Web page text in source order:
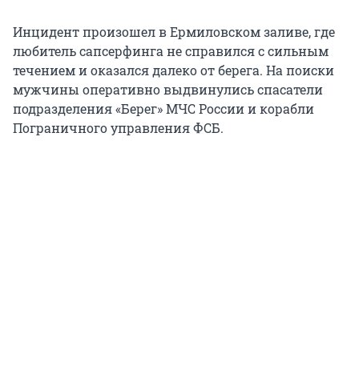
Инцидент произошел в Ермиловском заливе, где
любитель сапсерфинга не справился с сильным
течением и оказался далеко от берега. На поиски
мужчины оперативно выдвинулись спасатели
подразделения «Берег» МЧС России и корабли
Пограничного управления ФСБ.